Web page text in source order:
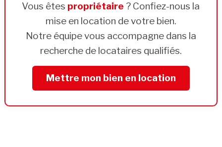
Vous êtes propriétaire ? Confiez-nous la
mise en location de votre bien.
Notre équipe vous accompagne dans la
recherche de locataires qualifiés.
Mettre mon bien en location